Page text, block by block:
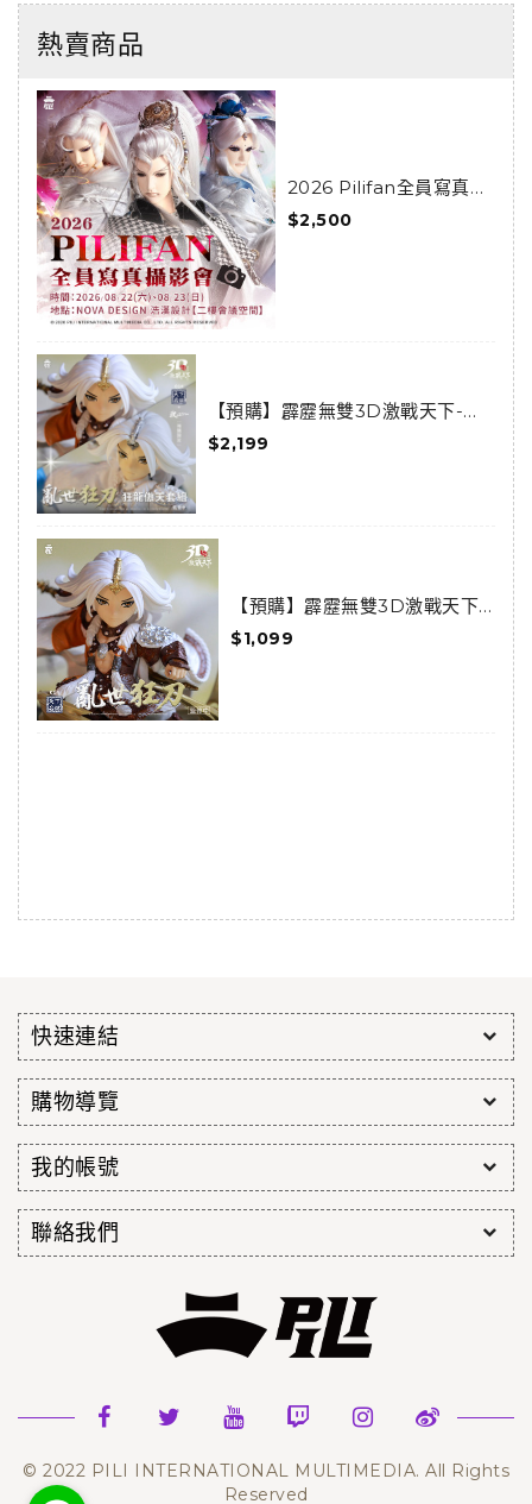
熱賣商品
2026 Pilifan全員寫真攝
$2,500
【預購】霹靂無雙3D激戰天下-亂
世狂刀-狂龍傲天套組(預購限定)
(已結束預購)
$2,199
【預購】霹靂無雙3D激戰天下-
天下014-亂世狂刀 (已結束預購)
$1,099
快速連結
購物導覽
我的帳號
聯絡我們
© 2022 PILI INTERNATIONAL MULTIMEDIA. All Rights
Reserved